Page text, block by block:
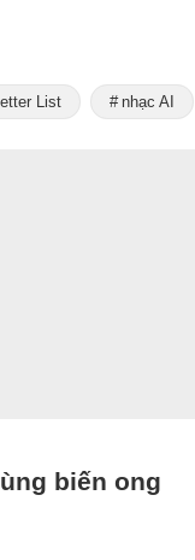
List nhạc AI
biến ong